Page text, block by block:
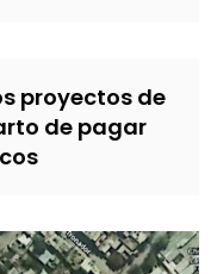
proyectos de
de pagar